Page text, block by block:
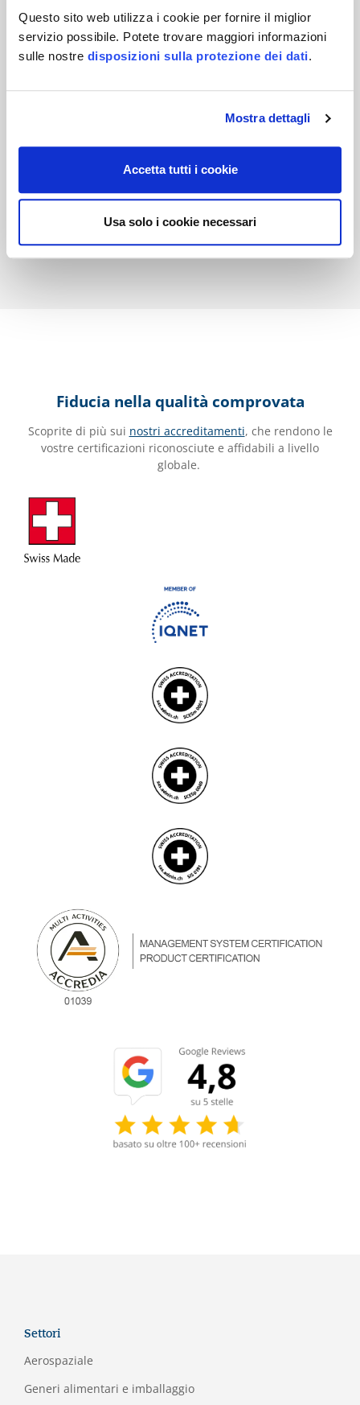
Questo sito web utilizza i cookie per fornire il miglior
servizio possibile. Potete trovare maggiori informazioni
sulle nostre disposizioni sulla protezione dei dati.
Mostra dettagli
Accetta tutti i cookie
Usa solo i cookie necessari
Magnus Kowol
Fiducia nella qualità comprovata
Scoprite di più sui nostri accreditamenti, che rendono le
vostre certificazioni riconosciute e affidabili a livello
globale.
Settori
Aerospaziale
Generi alimentari e imballaggio